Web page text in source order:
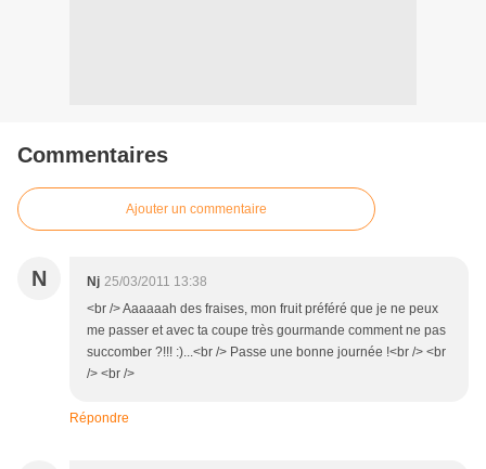
Commentaires
Ajouter un commentaire
N Nj 25/03/2011 13:38
<br /> Aaaaaah des fraises, mon fruit préféré que je ne peux
me passer et avec ta coupe très gourmande comment ne pas
succomber ?!!! :)...<br /> Passe une bonne journée !<br /> <br
/> <br />
Répondre